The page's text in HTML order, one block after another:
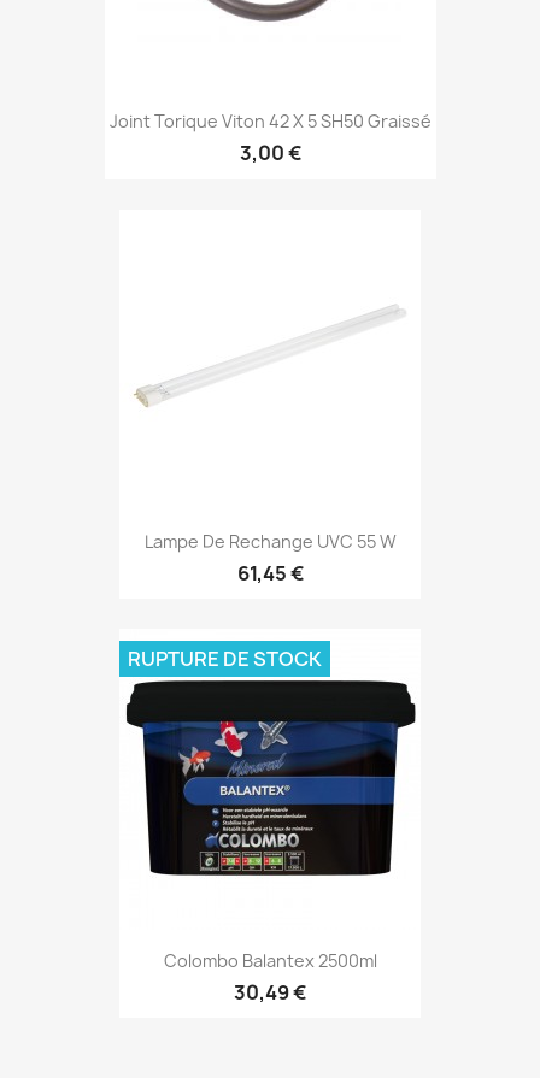
Joint Torique Viton 42 X 5 SH50 Graissé
3,00 €
Lampe De Rechange UVC 55 W
61,45 €
Colombo Balantex 2500ml
30,49 €
RUPTURE DE STOCK